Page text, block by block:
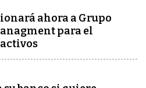
ahora a Grupo
para el